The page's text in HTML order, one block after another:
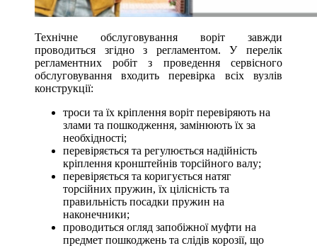
Технічне обслуговування воріт завжди
проводиться згідно з регламентом. У перелік
регламентних робіт з проведення сервісного
обслуговування входить перевірка всіх вузлів
конструкції:
троси та їх кріплення воріт перевіряють на
злами та пошкодження, замінюють їх за
необхідності;
перевіряється та регулюється надійність
кріплення кронштейнів торсійного валу;
перевіряється та коригується натяг
торсійних пружин, їх цілісність та
правильність посадки пружин на
наконечники;
проводиться огляд запобіжної муфти на
предмет пошкоджень та слідів корозії, що